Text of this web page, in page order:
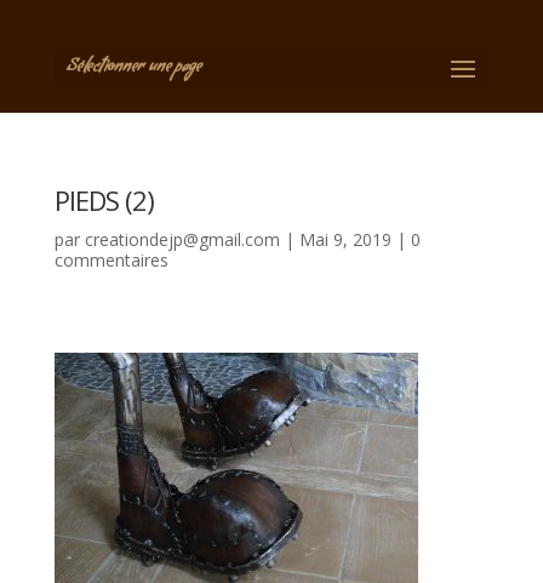
Sélectionner une page
PIEDS (2)
par creationdejp@gmail.com | Mai 9, 2019 | 0
commentaires